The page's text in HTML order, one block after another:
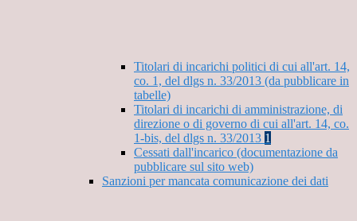
Titolari di incarichi politici di cui all'art. 14,
co. 1, del dlgs n. 33/2013 (da pubblicare in
tabelle)
Titolari di incarichi di amministrazione, di
direzione o di governo di cui all'art. 14, co.
1-bis, del dlgs n. 33/2013 1
Cessati dall'incarico (documentazione da
pubblicare sul sito web)
Sanzioni per mancata comunicazione dei dati